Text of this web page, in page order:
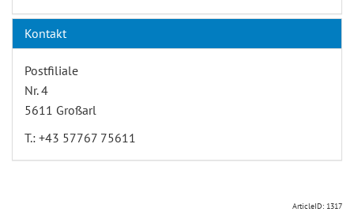
Kontakt
Postfiliale
Nr. 4
5611 Großarl
T.: +43 57767 75611
ArticleID: 1317